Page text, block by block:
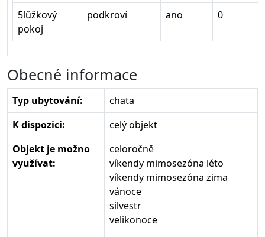
5lůžkový
pokoj
podkroví ano 0
Obecné informace
Typ ubytování:
chata
K dispozici:
celý objekt
Objekt je možno
využívat:
celoročně
víkendy mimosezóna léto
víkendy mimosezóna zima
vánoce
silvestr
velikonoce